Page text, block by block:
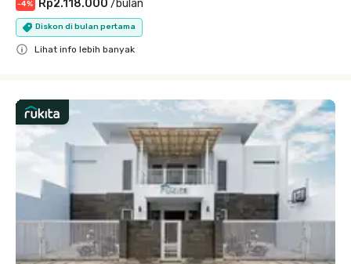
-4% Rp2.118.000 /bulan
Diskon di bulan pertama
Lihat info lebih banyak